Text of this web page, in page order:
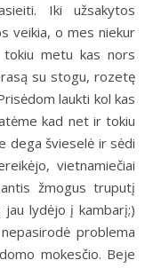
Iki užsakytos
veikia, o mes niekur
tokiu metu kas nors
su stogu, rozetę
laukti kol kas
kad net ir tokiu
dega švieselė ir sėdi
vietnamiečiai
žmogus truputį
lydėjo į kambarį;)
problema
mokesčio. Beje